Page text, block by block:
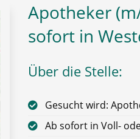
Apotheker
sofort in
Über die Stelle:
Gesucht wird:
Ab sofort in Voll-